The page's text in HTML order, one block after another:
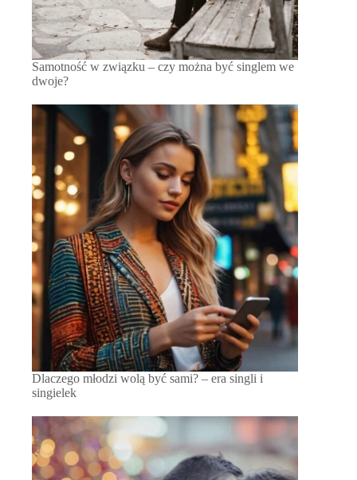
Samotność w związku – czy można być singlem we
dwoje?
Dlaczego młodzi wolą być sami? – era singli i
singielek